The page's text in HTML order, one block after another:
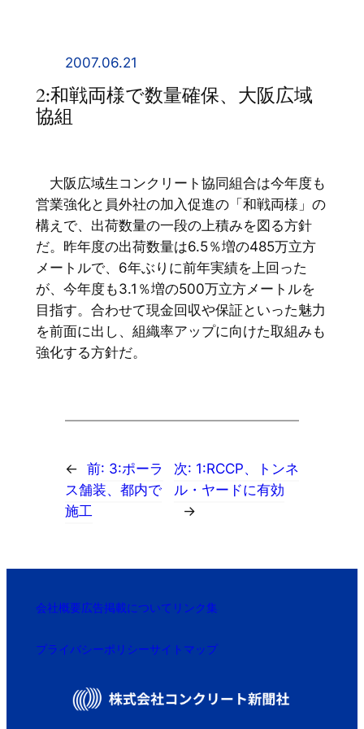
2007.06.21
2:和戦両様で数量確保、大阪広域
協組
大阪広域生コンクリート協同組合は今年度も
営業強化と員外社の加入促進の「和戦両様」の
構えで、出荷数量の一段の上積みを図る方針
だ。昨年度の出荷数量は6.5％増の485万立方
メートルで、6年ぶりに前年実績を上回った
が、今年度も3.1％増の500万立方メートルを
目指す。合わせて現金回収や保証といった魅力
を前面に出し、組織率アップに向けた取組みも
強化する方針だ。
← 前: 3:ポーラ
ス舗装、都内で
施工
次: 1:RCCP、トンネ
ル・ヤードに有効
→
会社概要広告掲載について リンク集
プライバシーポリシーサイトマップ